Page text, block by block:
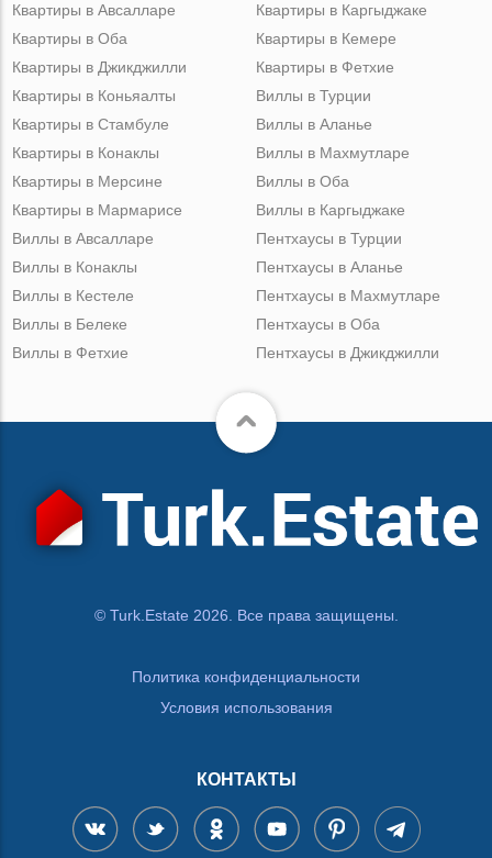
Квартиры в Авсалларе
Квартиры в Оба
Квартиры в Джикджилли
Квартиры в Каргыджаке
Квартиры в Кемере
Квартиры в Фетхие
Квартиры в Коньяалты
Квартиры в Стамбуле
Квартиры в Конаклы
Квартиры в Мерсине
Квартиры в Мармарисе
Виллы в Турции
Виллы в Аланье
Виллы в Махмутларе
Виллы в Оба
Виллы в Каргыджаке
Виллы в Авсалларе
Виллы в Конаклы
Виллы в Кестеле
Виллы в Белеке
Виллы в Фетхие
Пентхаусы в Турции
Пентхаусы в Аланье
Пентхаусы в Махмутларе
Пентхаусы в Оба
Пентхаусы в Джикджилли
© Turk.Estate 2026. Все права защищены.
Политика конфиденциальности
Условия использования
КОНТАКТЫ